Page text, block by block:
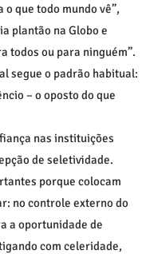
que todo mundo vê”,
plantão na Globo e
todos ou para ninguém”.
segue o padrão habitual:
– o oposto do que
nas instituições
de seletividade.
porque colocam
no controle externo do
a oportunidade de
com celeridade,